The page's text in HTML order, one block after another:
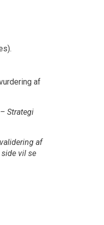
af
Strategi
af
vil se